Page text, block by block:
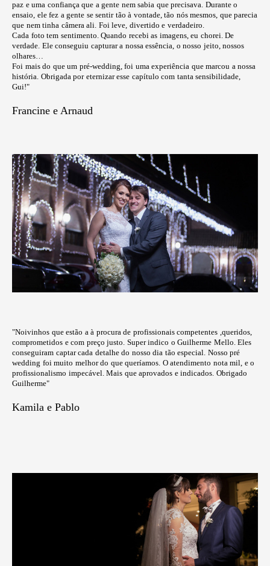
paz e uma confiança que a gente nem sabia que precisava. Durante o
ensaio, ele fez a gente se sentir tão à vontade, tão nós mesmos, que parecia
que nem tinha câmera ali. Foi leve, divertido e verdadeiro.
Cada foto tem sentimento. Quando recebi as imagens, eu chorei. De
verdade. Ele conseguiu capturar a nossa essência, o nosso jeito, nossos
olhares…
Foi mais do que um pré-wedding, foi uma experiência que marcou a nossa
história. Obrigada por eternizar esse capítulo com tanta sensibilidade,
Gui!"
Francine e Arnaud
"Noivinhos que estão a à procura de profissionais competentes ,queridos,
comprometidos e com preço justo. Super indico o Guilherme Mello. Eles
conseguiram captar cada detalhe do nosso dia tão especial. Nosso pré
wedding foi muito melhor do que queríamos. O atendimento nota mil, e o
profissionalismo impecável. Mais que aprovados e indicados. Obrigado
Guilherme"
Kamila e Pablo